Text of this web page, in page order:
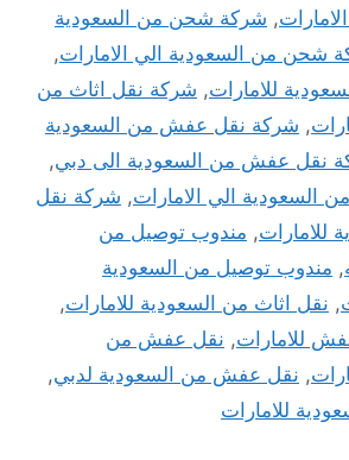
, شركة شحن من السعودية
شحن من السعودية الي الامارات,
للامارات, شركة نقل اثاث من
, شركة نقل عفش من السعودية
نقل عفش من السعودية الى دبي,
الي الامارات, شركة نقل
, مندوب توصيل من
, مندوب توصيل من السعودية
, نقل اثاث من السعودية للامارات,
للامارات, نقل عفش من
, نقل عفش من السعودية لدبي,
للامارات